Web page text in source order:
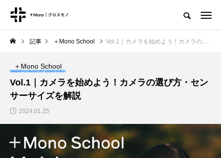
記事 ＋Mono School Vol.1｜カメラを始めよう！カメラの選び方・センサーサイズを解説
＋Mono School
Vol.1｜カメラを始めよう！カメラの選び方・セン
サーサイズを解説
2024.01.25